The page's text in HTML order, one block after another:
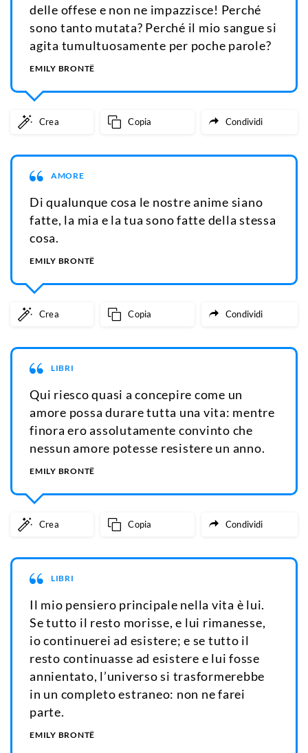
delle offese e non ne impazzisce! Perché
sono tanto mutata? Perché il mio sangue si
agita tumultuosamente per poche parole?
EMILY BRONTË
Crea Copia Condividi
AMORE
Di qualunque cosa le nostre anime siano
fatte, la mia e la tua sono fatte della stessa
cosa.
EMILY BRONTË
Crea Copia Condividi
LIBRI
Qui riesco quasi a concepire come un
amore possa durare tutta una vita: mentre
finora ero assolutamente convinto che
nessun amore potesse resistere un anno.
EMILY BRONTË
Crea Copia Condividi
LIBRI
Il mio pensiero principale nella vita è lui.
Se tutto il resto morisse, e lui rimanesse,
io continuerei ad esistere; e se tutto il
resto continuasse ad esistere e lui fosse
annientato, l’universo si trasformerebbe
in un completo estraneo: non ne farei
parte.
EMILY BRONTË